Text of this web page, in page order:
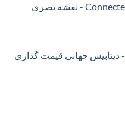
اکانت پرمیوم Connected Papers - نقشه بصری
اکانت پرمیوم Artprice - دیتابیس جهانی قیمت ‌گذاری